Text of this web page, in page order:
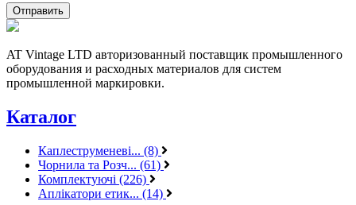
AT Vintage LTD авторизованный поставщик промышленного
оборудования и расходных материалов для систем
промышленной маркировки.
Каталог
Каплеструменеві... (8)
Чорнила та Розч... (61)
Комплектуючі (226)
Аплікатори етик... (14)